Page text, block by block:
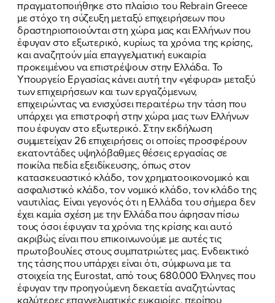
ΠΟΙΑ ΕΙΜΑΙ
ΕΡΓΟ
ΕΚΔΗΛΩΣΕΙΣ
ΝΕΑ
ΕΛΑ ΚΙ ΕΣΥ
FB IN TW YT LN VB TIKTOK
πραγματοποιήθηκε στο πλαίσιο του Rebrain Greece
με στόχο τη σύζευξη μεταξύ επιχειρήσεων που
δραστηριοποιούνται στη χώρα μας και Ελλήνων που
έφυγαν στο εξωτερικό, κυρίως τα χρόνια της κρίσης,
και αναζητούν μία επαγγελματική ευκαιρία
προκειμένου να επιστρέψουν στην Ελλάδα. Το
Υπουργείο Εργασίας κάνει αυτή την «γέφυρα» μεταξύ
των επιχειρήσεων και των εργαζόμενων,
επιχειρώντας να ενισχύσει περαιτέρω την τάση που
υπάρχει για επιστροφή στην χώρα μας των Ελλήνων
που έφυγαν στο εξωτερικό. Στην εκδήλωση
συμμετείχαν 26 επιχειρήσεις οι οποίες προσφέρουν
εκατοντάδες υψηλόβαθμες θέσεις εργασίας σε
ποικίλα πεδία εξειδίκευσης, όπως στον
κατασκευαστικό κλάδο, τον χρηματοοικονομικό και
ασφαλιστικό κλάδο, τον νομικό κλάδο, τον κλάδο της
ναυτιλίας. Είναι γεγονός ότι η Ελλάδα του σήμερα δεν
έχει καμία σχέση με την Ελλάδα που άφησαν πίσω
τους όσοι έφυγαν τα χρόνια της κρίσης και αυτό
ακριβώς είναι που επικοινωνούμε με αυτές τις
πρωτοβουλίες στους συμπατριώτες μας. Ενδεικτικό
της τάσης που υπάρχει είναι ότι, σύμφωνα με τα
στοιχεία της Eurostat, από τους 680.000 Έλληνες που
έφυγαν την προηγούμενη δεκαετία αναζητώντας
καλύτερες επαγγελματικές ευκαιρίες, περίπου